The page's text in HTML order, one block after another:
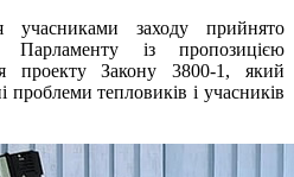
учасниками заходу прийнято
із пропозицією
проекту Закону 3800-1, який
проблеми тепловиків і учасників